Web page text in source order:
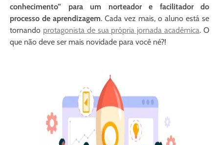
conhecimento” para um norteador e facilitador do
processo de aprendizagem. Cada vez mais, o aluno está se
tornando protagonista de sua própria jornada acadêmica. O
que não deve ser mais novidade para você né?!